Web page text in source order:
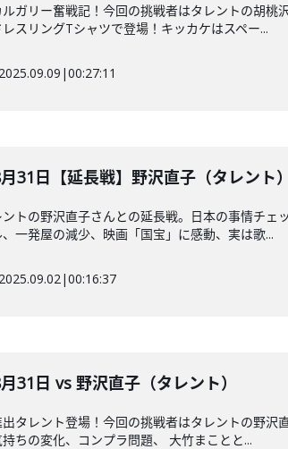
ガリー奮戦記！今回の挑戦者はタレントの胡
スリングTシャツで登場！キッカケはスペー...
2025.09.09 |00:27:11
31日【延長戦】野沢直子（タレント）
トの野沢直子さんとの延長戦。日本の事情チ
一発屋の減少、映画「国宝」に感動、実は歌...
2025.09.02|00:16:37
31日 vs 野沢直子（タレント）
タレント登場！今回の挑戦者はタレントの野
ちの変化、コンプラ問題、 大竹まことと...